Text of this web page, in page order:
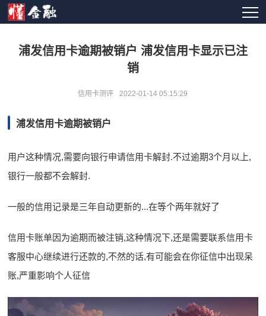
浦发信用卡逾期被销户 浦发信用卡显示已注
销
信用卡测评 2022-01-14 05:15:29
浦发信用卡逾期被销户
用户这种情况,需要向银行申请信用卡解封.不过逾期3个月以上,
银行一般都不会解封.
一般的信用记录是三年自动更新的...在等个两年就好了
信用卡账单因为逾期而被注销,这种情况下,还是需要联系信用卡
客服中心继续进行还款的,不然的话,有可能会在你征信中出现呆
账,严重影响个人征信